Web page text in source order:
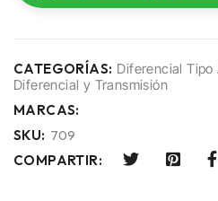
CATEGORÍAS: Diferencial Tipo
Diferencial y Transmisión
MARCAS:
SKU: 709
COMPARTIR: